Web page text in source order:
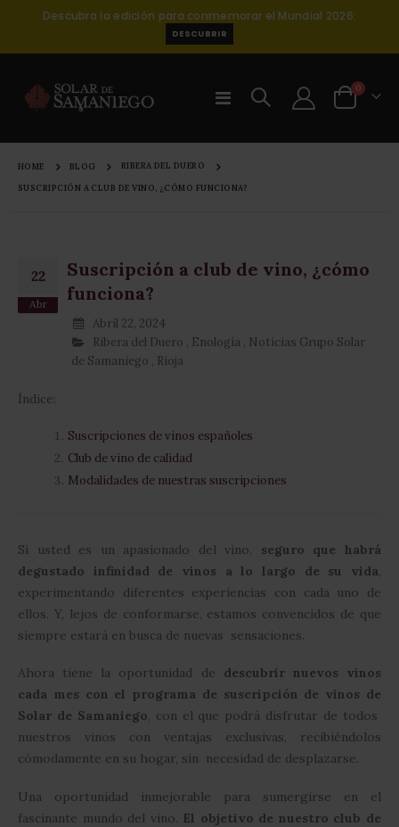
Descubra la edición para conmemorar el Mundial 2026:
DESCUBRIR
Toggle
Cart
0
HOME BLOG RIBERA DEL DUERO
SUSCRIPCIÓN A CLUB DE VINO, ¿CÓMO FUNCIONA?
22
Abr
Suscripción a club de vino, ¿cómo
funciona?
Abril 22, 2024
Ribera del Duero , Enología , Noticias Grupo Solar
de Samaniego , Rioja
Índice:
Suscripciones de vinos españoles
Club de vino de calidad
Modalidades de nuestras suscripciones
Si usted es un apasionado del vino, seguro que habrá
degustado infinidad de vinos a lo largo de su vida
experimentando diferentes experiencias con cada uno de
ellos. Y, lejos de conformarse, estamos convencidos de que
siempre estará en busca de nuevas sensaciones.
Ahora tiene la oportunidad de descubrir nuevos vinos
cada mes con el programa de suscripción de vinos de
Solar de Samaniego, con el que podrá disfrutar de todos
nuestros vinos con ventajas exclusivas, recibiéndolos
cómodamente en su hogar, sin necesidad de desplazarse.
Una oportunidad inmejorable para sumergirse en el
fascinante mundo del vino. El objetivo de nuestro club de